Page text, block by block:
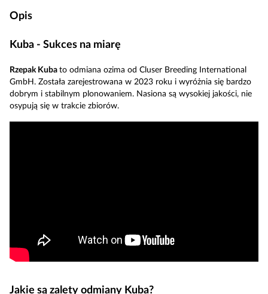
Opis
Kuba - Sukces na miarę
Rzepak Kuba to odmiana ozima od Cluser Breeding International
GmbH. Została zarejestrowana w 2023 roku i wyróżnia się bardzo
dobrym i stabilnym plonowaniem. Nasiona są wysokiej jakości, nie
osypują się w trakcie zbiorów.
Jakie są zalety odmiany Kuba?